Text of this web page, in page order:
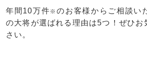
年間10万件※のお客様からご相談い
の大将が選ばれる理由は5つ！ぜひお
さい。